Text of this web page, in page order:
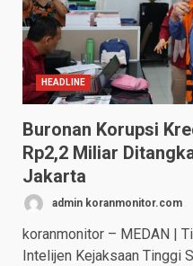
HEADLINE
Buronan Korupsi
Rp2,2 Miliar
Jakarta
admin koranmonitor.com
koranmonitor – MEDAN |
Intelijen Kejaksaan Tinggi